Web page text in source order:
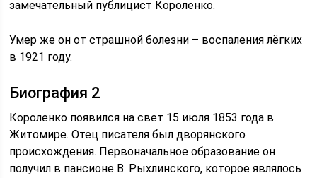
замечательный публицист Короленко.
Умер же он от страшной болезни – воспаления лёгких
в 1921 году.
Биография 2
Короленко появился на свет 15 июля 1853 года в
Житомире. Отец писателя был дворянского
происхождения. Первоначальное образование он
получил в пансионе В. Рыхлинского, которое являлось